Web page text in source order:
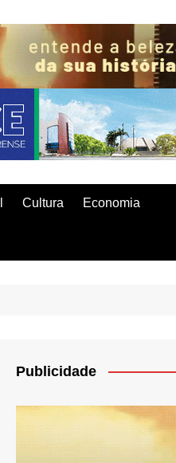
Cultura Economia
Publicidade